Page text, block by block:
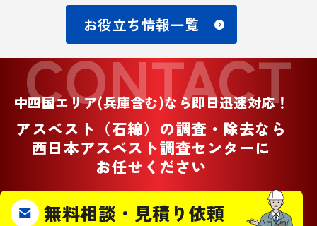
お役立ち情報一覧
CONTACT
中四国エリア(兵庫含む)なら即日迅速対応！
アスベスト（石綿）の調査・除去なら
西日本アスベスト調査センターに
お任せください
無料相談・見積り依頼